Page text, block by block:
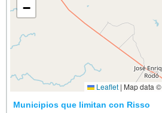
−
Leaflet | Map data ©
Municipios que limitan con Risso